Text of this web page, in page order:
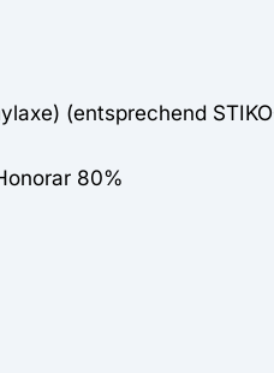
(entsprechend
80%